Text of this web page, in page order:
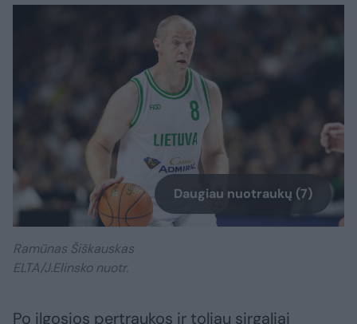
Daugiau nuotraukų (7)
Ramūnas Šiškauskas
ELTA/J.Elinsko nuotr.
Po ilgosios pertraukos ir toliau sirgaliai